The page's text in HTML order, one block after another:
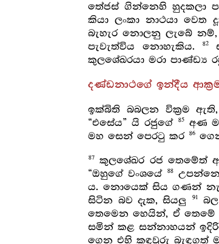
තේජස් ගින්නෙහි හුදකලා
කියා ලංකා නාථයා වෙත
බැහැර නොලනු ලැබේ
පැවැත්විය නොහැකිය.
82
කුලශේඛරයා මරා පාණ්ඩ්‍ය
දණ්ඩනාථගේ ඉන්දීය
ඉක්බිති බබලන වික්‍රම ඇති,
“එසේය” යි රජුගේ
85අණ
මහ සෙන් පෙරටු කර
86
87
කුලශේඛර රජ තෙමේත්
“ඔහුගේ වංශයේ
88
ය. නොයෙක් සිය ගණන්
සිටින බව දැක, සියලු
91
තෙමෙන හෙයින්, ඒ තෙමේ
සමින් කළ සන්නාහයන්
ගෙන එහි කඳවුරු බැඳගත්